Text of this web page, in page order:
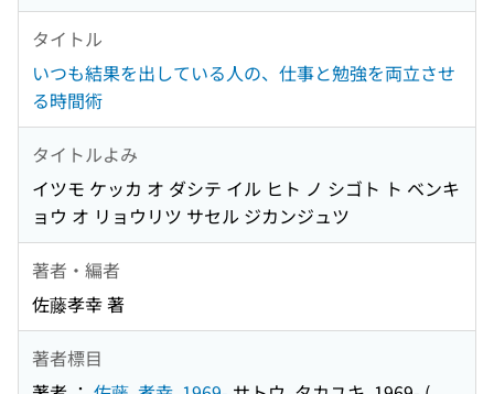
タイトル
いつも結果を出している人の、仕事と勉強を両立させ
る時間術
タイトルよみ
イツモ ケッカ オ ダシテ イル ヒト ノ シゴト ト ベンキ
ョウ オ リョウリツ サセル ジカンジュツ
著者・編者
佐藤孝幸 著
著者標目